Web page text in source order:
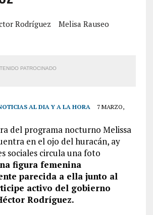
Rodríguez Melisa Rauseo
PATROCINADO
AL DIA Y A LA HORA
7 MARZO,
del programa nocturno Melissa
en el ojo del huracán, ay
sociales circula una foto
figura femenina
parecida a ella junto al
activo del gobierno
Rodríguez.